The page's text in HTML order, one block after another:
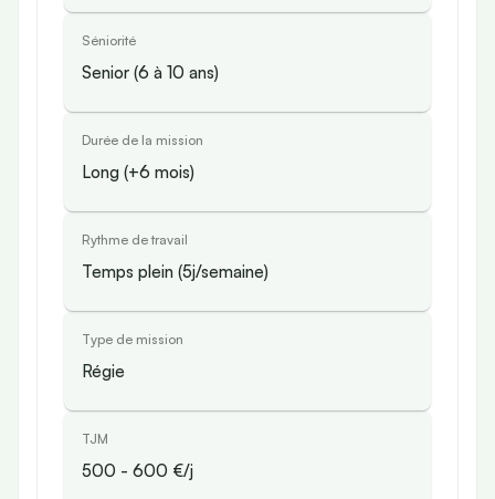
Séniorité
Senior (6 à 10 ans)
Durée de la mission
Long (+6 mois)
Rythme de travail
Temps plein (5j/semaine)
Type de mission
Régie
TJM
500 - 600 €/j